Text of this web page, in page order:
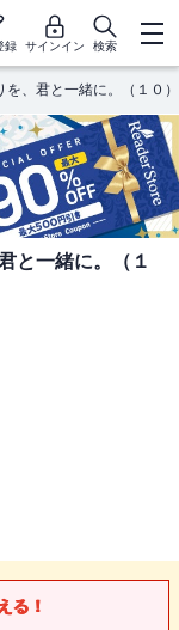
録 サインイン 検索
、君と一緒に。（１０）
と一緒に。（１
る！